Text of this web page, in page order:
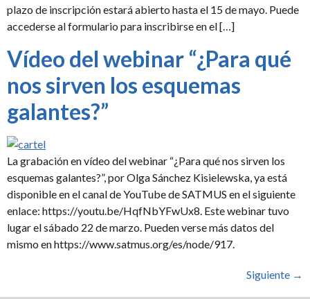
plazo de inscripción estará abierto hasta el 15 de mayo. Puede
accederse al formulario para inscribirse en el […]
Vídeo del webinar “¿Para qué
nos sirven los esquemas
galantes?”
La grabación en vídeo del webinar “¿Para qué nos sirven los
esquemas galantes?”, por Olga Sánchez Kisielewska, ya está
disponible en el canal de YouTube de SATMUS en el siguiente
enlace: https://youtu.be/HqfNbYFwUx8. Este webinar tuvo
lugar el sábado 22 de marzo. Pueden verse más datos del
mismo en https://www.satmus.org/es/node/917.
Siguiente →